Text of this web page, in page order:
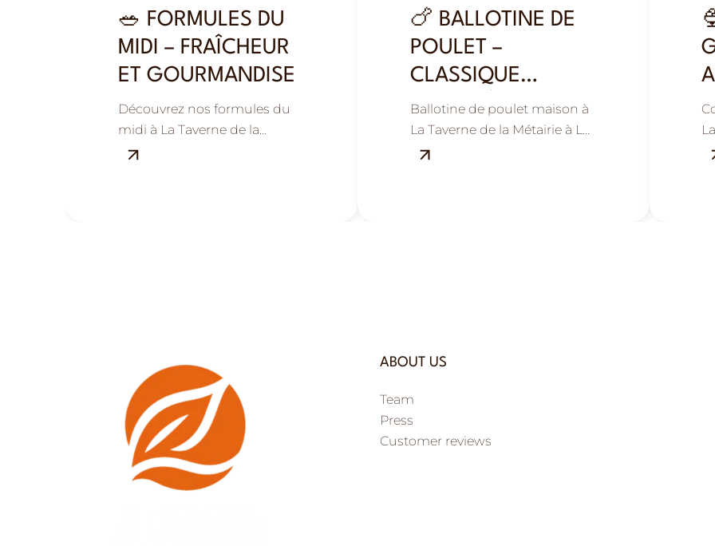
🥗 FORMULES DU
MIDI – FRAÎCHEUR
ET GOURMANDISE
Découvrez nos formules du
midi à La Taverne de la
Métairie à La Ville-aux-Dames,
🍗 BALLOTINE DE
POULET –
CLASSIQUE
REVISITÉE ET
GOURMANDE
Ballotine de poulet maison à
La Taverne de la Métairie à La
Ville-aux-Dames, près de
ABOUT US
Team
Press
Customer reviews